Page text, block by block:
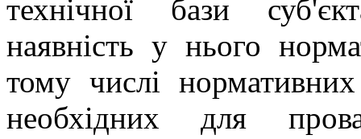
технічної бази
наявність у нього
тому числі нормативних
необхідних для